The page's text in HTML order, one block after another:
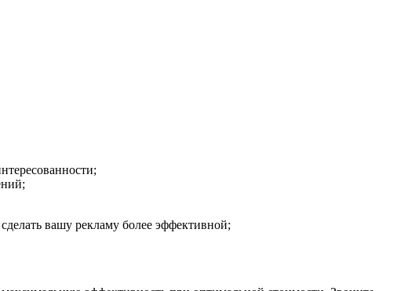
вашу рекламу более эффективной;